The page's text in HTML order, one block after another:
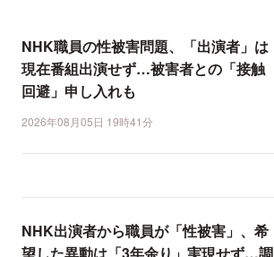
NHK職員の性被害問題、「出演者」は
現在番組出演せず…被害者との「接触
回避」申し入れも
2026年08月05日 19時41分
NHK出演者から職員が「性被害」、希